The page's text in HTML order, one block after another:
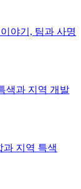
야기, 팀과 사명
색과 지역 개발
과 지역 특색